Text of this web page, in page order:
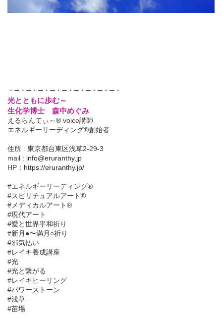
・─・─・─・─・─・─・─・─・─・
光とともに歩む～
生化学博士 森中めぐみ
えるらんてぃ～® voice講師
エネルギーリーディング®創始者
住所 : 東京都台東区浅草2-29-3
mail : info@eruranthy.jp
HP： https://eruranthy.jp/
#エネルギーリーディング®︎
#スピリチュアルアート®︎
#メディカルアート®︎
#現代アート
#愛と世界平和祈り
#新月●〜満月○祈り
#邪気払い
#レイキ養成講座
#光
#光と繋がる
#レイキヒーリング
#パワーストーン
#浅草
#苗場